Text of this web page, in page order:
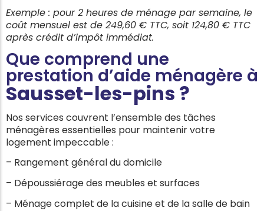
Exemple : pour 2 heures de ménage par semaine, le
coût mensuel est de 249,60 € TTC, soit 124,80 € TTC
après crédit d’impôt immédiat.
Que comprend une
prestation d’aide ménagère à
Sausset-les-pins ?
Nos services couvrent l’ensemble des tâches
ménagères essentielles pour maintenir votre
logement impeccable :
– Rangement général du domicile
– Dépoussiérage des meubles et surfaces
– Ménage complet de la cuisine et de la salle de bain